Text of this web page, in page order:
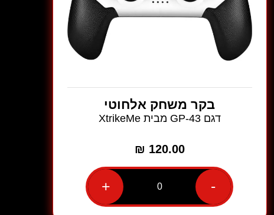
בקר משחק אלחוטי
דגם GP-43 מבית XtrikeMe
120.00
₪
-
כמות
של
בקר
+